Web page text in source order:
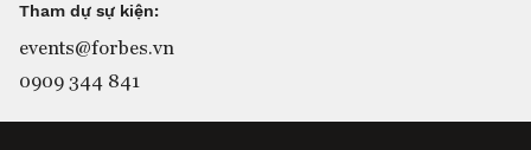
Tham dự sự kiện:
events@forbes.vn
0909 344 841